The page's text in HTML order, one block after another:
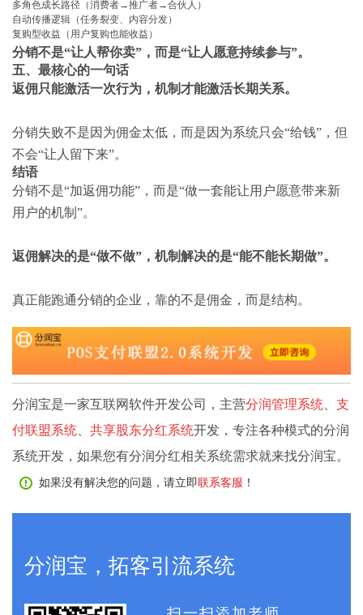
多角色成长路径（消费者→推广者→合伙人）
自动传播逻辑（任务裂变、内容分发）
复购型收益（用户复购也能收益）
分销不是“让人帮你卖”，而是“让人愿意持续参与”。
五、最核心的一句话
返佣只能激活一次行为，机制才能激活长期关系。
分销失败不是因为佣金太低，而是因为系统只会“给钱”，但
不会“让人留下来”。
结语
分销不是“加返佣功能”，而是“做一套能让用户愿意带来新
用户的机制”。
返佣解决的是“做不做”，机制解决的是“能不能长期做”。
真正能跑通分销的企业，靠的不是佣金，而是结构。
分润宝是一家互联网软件开发公司，主营分润管理系统
支
付联盟系统
共享股东分红系统开发，专注各种模式的分润
系统开发，如果您有分润分红相关系统需求就来找分润宝。
如果没有解决您的问题，请立即联系客服 ！
分润宝，拓客引流系统